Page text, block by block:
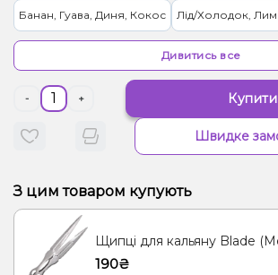
Банан, Гуава, Диня, Кокос Лід/Холодок,
Алое, Помело Гранат
Кактус, Лайм, Лимонад, Огірок
Кавун, Лемонграсс Ментол/Евкаліпт
Груша/Дюшес, Журавлина, Яблуко Диня
Кола, Прянощі/Спеції Апельсин, Ананас,
Дивитись все
- + Купити
Швидке
З цим товаром купують
Щипці для кальяну Blade
190₴